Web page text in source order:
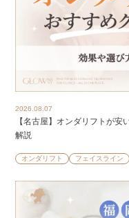
2026.08.07
【名古屋】オンダリフトが
解説
オンダリフト フェイスライン